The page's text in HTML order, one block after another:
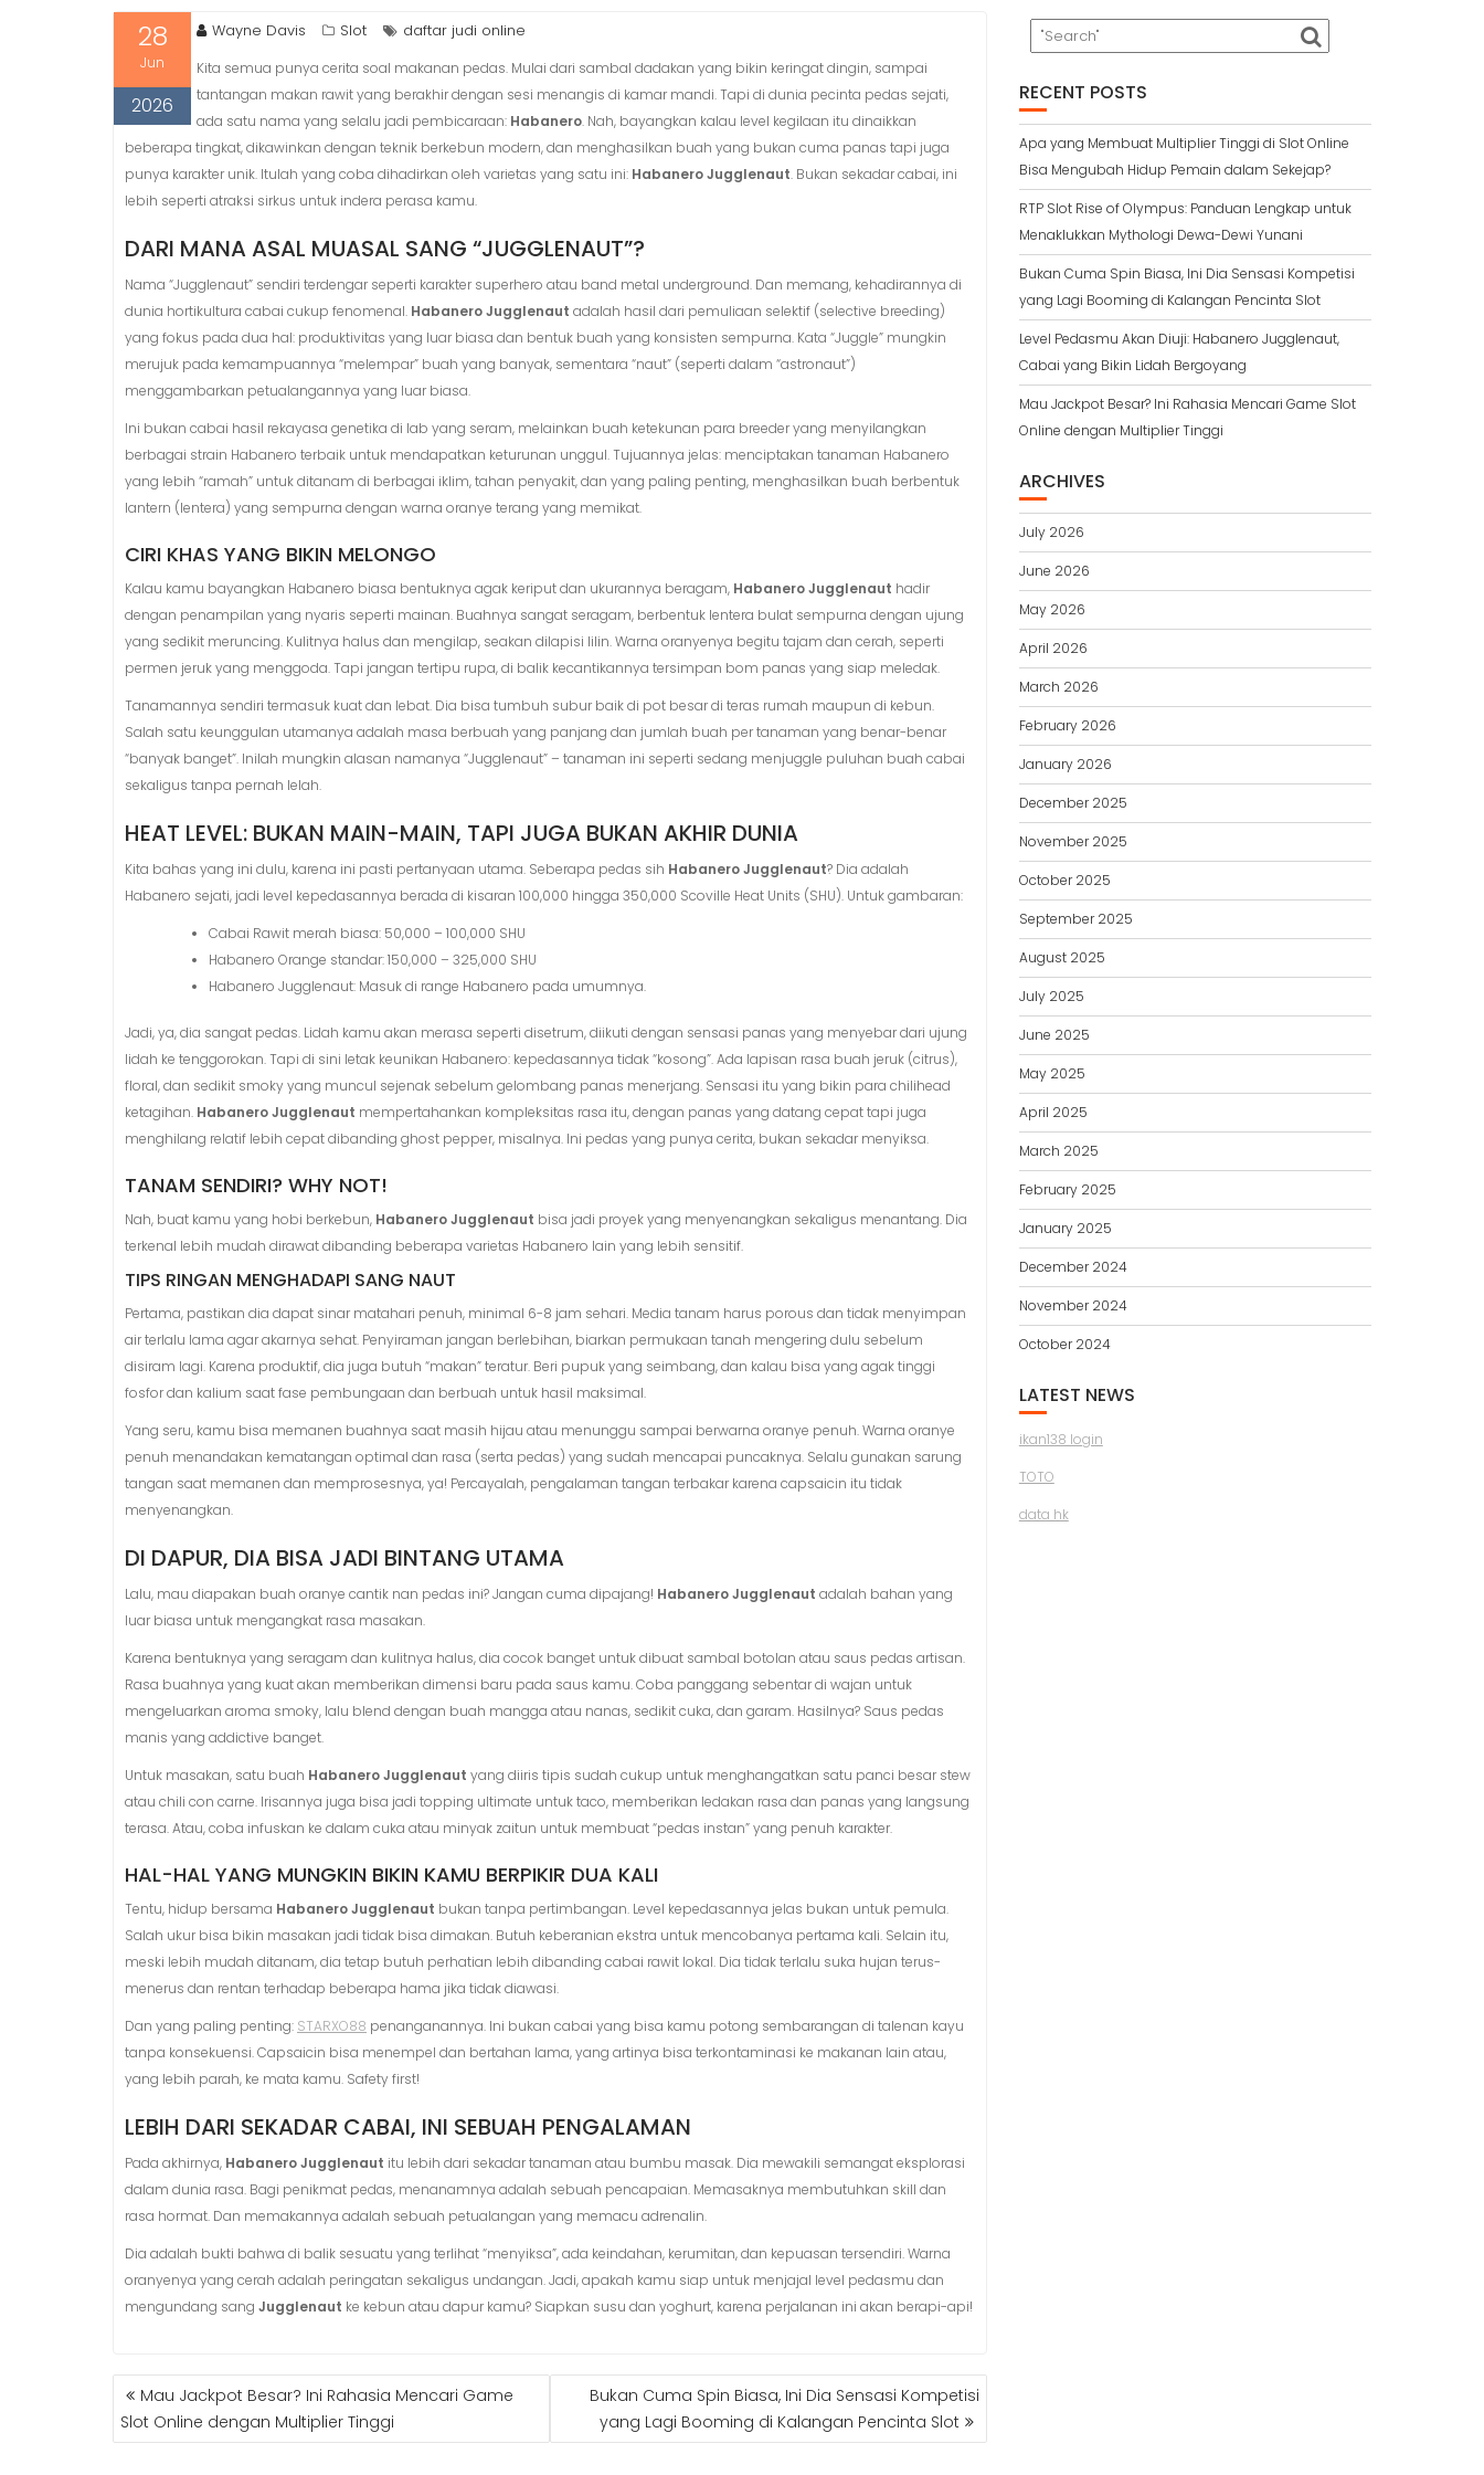
28
Jun
2026
Wayne Davis Slot daftar judi online
Kita semua punya cerita soal makanan pedas. Mulai dari sambal dadakan yang bikin keringat dingin, sampai
tantangan makan rawit yang berakhir dengan sesi menangis di kamar mandi. Tapi di dunia pecinta pedas sejati,
ada satu nama yang selalu jadi pembicaraan: Habanero. Nah, bayangkan kalau level kegilaan itu dinaikkan
beberapa tingkat, dikawinkan dengan teknik berkebun modern, dan menghasilkan buah yang bukan cuma panas tapi juga
punya karakter unik. Itulah yang coba dihadirkan oleh varietas yang satu ini: Habanero Jugglenaut. Bukan sekadar cabai, ini
lebih seperti atraksi sirkus untuk indera perasa kamu.
DARI MANA ASAL MUASAL SANG “JUGGLENAUT”?
Nama “Jugglenaut” sendiri terdengar seperti karakter superhero atau band metal underground. Dan memang, kehadirannya di
dunia hortikultura cabai cukup fenomenal. Habanero Jugglenaut adalah hasil dari pemuliaan selektif (selective breeding)
yang fokus pada dua hal: produktivitas yang luar biasa dan bentuk buah yang konsisten sempurna. Kata “Juggle” mungkin
merujuk pada kemampuannya “melempar” buah yang banyak, sementara “naut” (seperti dalam “astronaut”)
menggambarkan petualangannya yang luar biasa.
Ini bukan cabai hasil rekayasa genetika di lab yang seram, melainkan buah ketekunan para breeder yang menyilangkan
berbagai strain Habanero terbaik untuk mendapatkan keturunan unggul. Tujuannya jelas: menciptakan tanaman Habanero
yang lebih “ramah” untuk ditanam di berbagai iklim, tahan penyakit, dan yang paling penting, menghasilkan buah berbentuk
lantern (lentera) yang sempurna dengan warna oranye terang yang memikat.
CIRI KHAS YANG BIKIN MELONGO
Kalau kamu bayangkan Habanero biasa bentuknya agak keriput dan ukurannya beragam, Habanero Jugglenaut hadir
dengan penampilan yang nyaris seperti mainan. Buahnya sangat seragam, berbentuk lentera bulat sempurna dengan ujung
yang sedikit meruncing. Kulitnya halus dan mengilap, seakan dilapisi lilin. Warna oranyenya begitu tajam dan cerah, seperti
permen jeruk yang menggoda. Tapi jangan tertipu rupa, di balik kecantikannya tersimpan bom panas yang siap meledak.
Tanamannya sendiri termasuk kuat dan lebat. Dia bisa tumbuh subur baik di pot besar di teras rumah maupun di kebun.
Salah satu keunggulan utamanya adalah masa berbuah yang panjang dan jumlah buah per tanaman yang benar-benar
“banyak banget”. Inilah mungkin alasan namanya “Jugglenaut” – tanaman ini seperti sedang menjuggle puluhan buah cabai
sekaligus tanpa pernah lelah.
HEAT LEVEL: BUKAN MAIN-MAIN, TAPI JUGA BUKAN AKHIR DUNIA
Kita bahas yang ini dulu, karena ini pasti pertanyaan utama. Seberapa pedas sih Habanero Jugglenaut? Dia adalah
Habanero sejati, jadi level kepedasannya berada di kisaran 100,000 hingga 350,000 Scoville Heat Units (SHU). Untuk gambaran:
Cabai Rawit merah biasa: 50,000 – 100,000 SHU
Habanero Orange standar: 150,000 – 325,000 SHU
Habanero Jugglenaut: Masuk di range Habanero pada umumnya.
Jadi, ya, dia sangat pedas. Lidah kamu akan merasa seperti disetrum, diikuti dengan sensasi panas yang menyebar dari ujung
lidah ke tenggorokan. Tapi di sini letak keunikan Habanero: kepedasannya tidak “kosong”. Ada lapisan rasa buah jeruk (citrus),
floral, dan sedikit smoky yang muncul sejenak sebelum gelombang panas menerjang. Sensasi itu yang bikin para chilihead
ketagihan. Habanero Jugglenaut mempertahankan kompleksitas rasa itu, dengan panas yang datang cepat tapi juga
menghilang relatif lebih cepat dibanding ghost pepper, misalnya. Ini pedas yang punya cerita, bukan sekadar menyiksa.
TANAM SENDIRI? WHY NOT!
Nah, buat kamu yang hobi berkebun, Habanero Jugglenaut bisa jadi proyek yang menyenangkan sekaligus menantang. Dia
terkenal lebih mudah dirawat dibanding beberapa varietas Habanero lain yang lebih sensitif.
TIPS RINGAN MENGHADAPI SANG NAUT
Pertama, pastikan dia dapat sinar matahari penuh, minimal 6-8 jam sehari. Media tanam harus porous dan tidak menyimpan
air terlalu lama agar akarnya sehat. Penyiraman jangan berlebihan, biarkan permukaan tanah mengering dulu sebelum
disiram lagi. Karena produktif, dia juga butuh “makan” teratur. Beri pupuk yang seimbang, dan kalau bisa yang agak tinggi
fosfor dan kalium saat fase pembungaan dan berbuah untuk hasil maksimal.
Yang seru, kamu bisa memanen buahnya saat masih hijau atau menunggu sampai berwarna oranye penuh. Warna oranye
penuh menandakan kematangan optimal dan rasa (serta pedas) yang sudah mencapai puncaknya. Selalu gunakan sarung
tangan saat memanen dan memprosesnya, ya! Percayalah, pengalaman tangan terbakar karena capsaicin itu tidak
menyenangkan.
DI DAPUR, DIA BISA JADI BINTANG UTAMA
Lalu, mau diapakan buah oranye cantik nan pedas ini? Jangan cuma dipajang! Habanero Jugglenaut adalah bahan yang
luar biasa untuk mengangkat rasa masakan.
Karena bentuknya yang seragam dan kulitnya halus, dia cocok banget untuk dibuat sambal botolan atau saus pedas artisan.
Rasa buahnya yang kuat akan memberikan dimensi baru pada saus kamu. Coba panggang sebentar di wajan untuk
mengeluarkan aroma smoky, lalu blend dengan buah mangga atau nanas, sedikit cuka, dan garam. Hasilnya? Saus pedas
manis yang addictive banget.
Untuk masakan, satu buah Habanero Jugglenaut yang diiris tipis sudah cukup untuk menghangatkan satu panci besar stew
atau chili con carne. Irisannya juga bisa jadi topping ultimate untuk taco, memberikan ledakan rasa dan panas yang langsung
terasa. Atau, coba infuskan ke dalam cuka atau minyak zaitun untuk membuat “pedas instan” yang penuh karakter.
HAL-HAL YANG MUNGKIN BIKIN KAMU BERPIKIR DUA KALI
Tentu, hidup bersama Habanero Jugglenaut bukan tanpa pertimbangan. Level kepedasannya jelas bukan untuk pemula.
Salah ukur bisa bikin masakan jadi tidak bisa dimakan. Butuh keberanian ekstra untuk mencobanya pertama kali. Selain itu,
meski lebih mudah ditanam, dia tetap butuh perhatian lebih dibanding cabai rawit lokal. Dia tidak terlalu suka hujan terus-
menerus dan rentan terhadap beberapa hama jika tidak diawasi.
Dan yang paling penting: STARXO88 penanganannya. Ini bukan cabai yang bisa kamu potong sembarangan di talenan kayu
tanpa konsekuensi. Capsaicin bisa menempel dan bertahan lama, yang artinya bisa terkontaminasi ke makanan lain atau,
yang lebih parah, ke mata kamu. Safety first!
LEBIH DARI SEKADAR CABAI, INI SEBUAH PENGALAMAN
Pada akhirnya, Habanero Jugglenaut itu lebih dari sekadar tanaman atau bumbu masak. Dia mewakili semangat eksplorasi
dalam dunia rasa. Bagi penikmat pedas, menanamnya adalah sebuah pencapaian. Memasaknya membutuhkan skill dan
rasa hormat. Dan memakannya adalah sebuah petualangan yang memacu adrenalin.
Dia adalah bukti bahwa di balik sesuatu yang terlihat “menyiksa”, ada keindahan, kerumitan, dan kepuasan tersendiri. Warna
oranyenya yang cerah adalah peringatan sekaligus undangan. Jadi, apakah kamu siap untuk menjajal level pedasmu dan
mengundang sang Jugglenaut ke kebun atau dapur kamu? Siapkan susu dan yoghurt, karena perjalanan ini akan berapi-api!
POST
NAVIGATION
Mau Jackpot Besar? Ini Rahasia Mencari Game
Slot Online dengan Multiplier Tinggi
Bukan Cuma Spin Biasa, Ini Dia Sensasi Kompetisi
yang Lagi Booming di Kalangan Pencinta Slot
RECENT POSTS
Apa yang Membuat Multiplier Tinggi di Slot Online
Bisa Mengubah Hidup Pemain dalam Sekejap?
RTP Slot Rise of Olympus: Panduan Lengkap untuk
Menaklukkan Mythologi Dewa-Dewi Yunani
Bukan Cuma Spin Biasa, Ini Dia Sensasi Kompetisi
yang Lagi Booming di Kalangan Pencinta Slot
Level Pedasmu Akan Diuji: Habanero Jugglenaut,
Cabai yang Bikin Lidah Bergoyang
Mau Jackpot Besar? Ini Rahasia Mencari Game Slot
Online dengan Multiplier Tinggi
ARCHIVES
July 2026
June 2026
May 2026
April 2026
March 2026
February 2026
January 2026
December 2025
November 2025
October 2025
September 2025
August 2025
July 2025
June 2025
May 2025
April 2025
March 2025
February 2025
January 2025
December 2024
November 2024
October 2024
LATEST NEWS
ikan138 login
TOTO
data hk